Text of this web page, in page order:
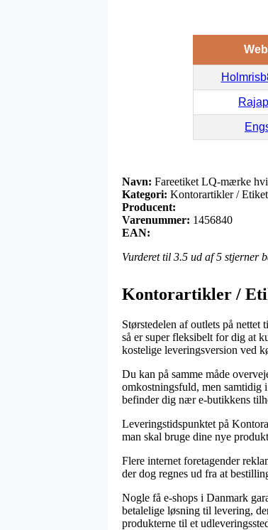
Navn: Fareetiket LQ-mærke
Kategori: Kontorartikler /
Producent:
Varenummer: 1456840
EAN:
Vurderet til 3.5 ud af 5 stjerner
Kontorartikler /
Størstedelen af outlets på
så er super fleksibelt for dig at
kostelige leveringsversion ved
Du kan på samme måde
omkostningsfuld, men samtidig
befinder dig nær e-butikkens
Leveringstidspunktet på
man skal bruge dine nye
Flere internet foretagender
der dog regnes ud fra at
Nogle få e-shops i Danmark
betalelige løsning til levering,
produkterne til et